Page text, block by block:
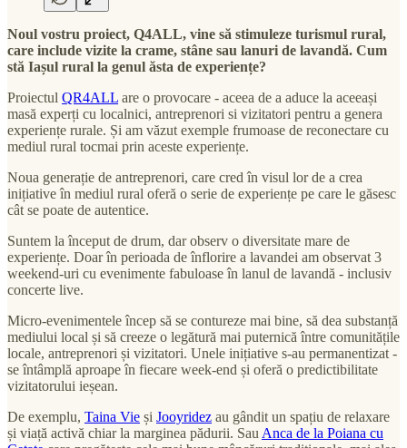
Noul vostru proiect, Q4ALL, vine să stimuleze turismul rural,
care include vizite la crame, stâne sau lanuri de lavandă. Cum
stă Iașul rural la genul ăsta de experiențe?
Proiectul QR4ALL are o provocare - aceea de a aduce la aceeași
masă experți cu localnici, antreprenori si vizitatori pentru a genera
experiențe rurale. Și am văzut exemple frumoase de reconectare cu
mediul rural tocmai prin aceste experiențe.
Noua generație de antreprenori, care cred în visul lor de a crea
inițiative în mediul rural oferă o serie de experiențe pe care le găsesc
cât se poate de autentice.
Suntem la început de drum, dar observ o diversitate mare de
experiențe. Doar în perioada de înflorire a lavandei am observat 3
weekend-uri cu evenimente fabuloase în lanul de lavandă - inclusiv
concerte live.
Micro-evenimentele încep să se contureze mai bine, să dea substanță
mediului local și să creeze o legătură mai puternică între comunitățile
locale, antreprenori și vizitatori. Unele inițiative s-au permanentizat -
se întâmplă aproape în fiecare week-end și oferă o predictibilitate
vizitatorului ieșean.
De exemplu, Taina Vie și Jooyridez au gândit un spațiu de relaxare
și viață activă chiar la marginea pădurii. Sau Anca de la Poiana cu